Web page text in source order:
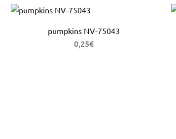
pumpkins NV-75043
0,25€